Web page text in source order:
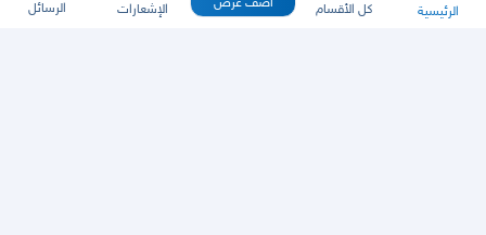
الرئيسية كل الأقسام الإشعارات الرسائل